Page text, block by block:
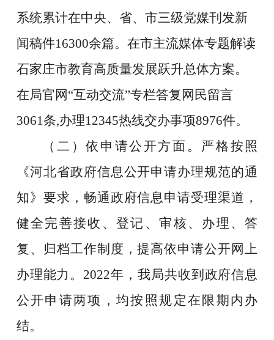
系统累计在中央、省、市三级党媒刊发新
闻稿件16300余篇。 在市主流媒体专题解读
石家庄市教育高质量发展跃升总体方案。
在局官网“互动交流”专栏答复网民留言
3061条,办理12345热线交办事项8976件。
（二）依申请公开方面。 严格按照
《河北省政府信息公开申请办理规范的通
知》要求，畅通政府信息申请受理渠道，
健全完善接收、登记、审核、办理、答
复、归档工作制度，提高依申请公开网上
办理能力。 2022年， 我局共收到政府信息
公开申请两项，均按照规定在限期内办
结。